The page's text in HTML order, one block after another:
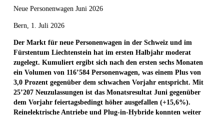
Neue Personenwagen Juni 2026
Bern, 1. Juli 2026
Der Markt für neue Personenwagen in der Schweiz und im
Fürstentum Liechtenstein hat im ersten Halbjahr moderat
zugelegt. Kumuliert ergibt sich nach den ersten sechs Monaten
ein Volumen von 116’584 Personenwagen, was einem Plus von
3,0 Prozent gegenüber dem schwachen Vorjahr entspricht. Mit
25’207 Neuzulassungen ist das Monatsresultat Juni gegenüber
dem Vorjahr feiertagsbedingt höher ausgefallen (+15,6%).
Reinelektrische Antriebe und Plug-in-Hybride konnten weiter